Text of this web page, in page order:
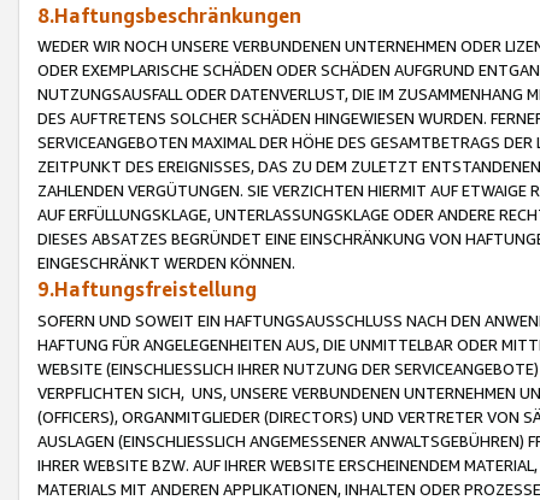
8.Haftungsbeschränkungen
WEDER WIR NOCH UNSERE VERBUNDENEN UNTERNEHMEN ODER
ODER EXEMPLARISCHE SCHÄDEN ODER SCHÄDEN AUFGRUND
NUTZUNGSAUSFALL ODER DATENVERLUST, DIE IM ZUSAMMENHANG
DES AUFTRETENS SOLCHER SCHÄDEN HINGEWIESEN WURDEN.
SERVICEANGEBOTEN MAXIMAL DER HÖHE DES GESAMTBETRAGS
ZEITPUNKT DES EREIGNISSES, DAS ZU DEM ZULETZT
ZAHLENDEN VERGÜTUNGEN. SIE VERZICHTEN HIERMIT AUF
AUF ERFÜLLUNGSKLAGE, UNTERLASSUNGSKLAGE ODER ANDERE
DIESES ABSATZES BEGRÜNDET EINE EINSCHRÄNKUNG VON
EINGESCHRÄNKT WERDEN KÖNNEN.
9.Haftungsfreistellung
SOFERN UND SOWEIT EIN HAFTUNGSAUSSCHLUSS NACH DEN
HAFTUNG FÜR ANGELEGENHEITEN AUS, DIE UNMITTELBAR ODER
WEBSITE (EINSCHLIESSLICH IHRER NUTZUNG DER
VERPFLICHTEN SICH, UNS, UNSERE VERBUNDENEN UNTERNEHMEN
(OFFICERS), ORGANMITGLIEDER (DIRECTORS) UND VERTRETER VON
AUSLAGEN (EINSCHLIESSLICH ANGEMESSENER
IHRER WEBSITE BZW. AUF IHRER WEBSITE ERSCHEINENDEM
MATERIALS MIT ANDEREN APPLIKATIONEN, INHALTEN ODER